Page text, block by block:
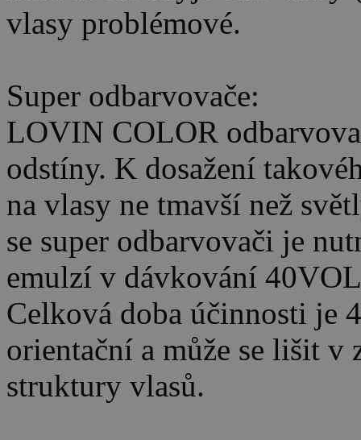
vlasy problémové.
Super odbarvovače:
LOVIN COLOR
odstíny. K dosažení
na vlasy ne tmavší než
se super odbarvovači je
emulzí v dávkování
Celková doba účinnosti je
orientační a může se lišit v
struktury vlasů.